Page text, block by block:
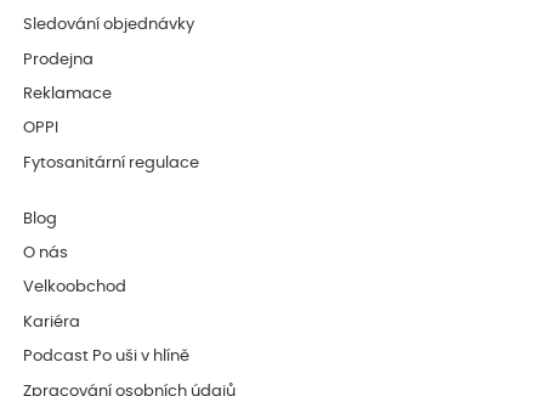
Sledování objednávky
Prodejna
Reklamace
OPPI
Fytosanitární regulace
Blog
O nás
Velkoobchod
Kariéra
Podcast Po uši v hlíně
Zpracování osobních údajů